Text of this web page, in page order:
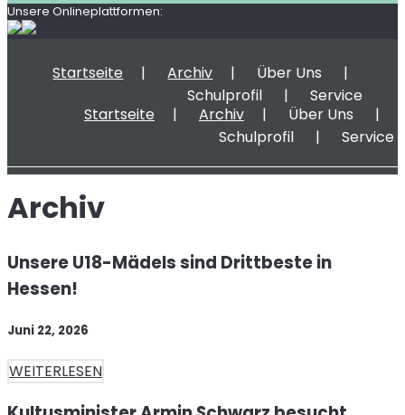
Unsere Onlineplattformen:
Startseite Archiv
Über Uns
Schulprofil
Service
Startseite
Archiv
Über Uns
Schulprofil
Service
Archiv
Unsere U18-Mädels sind Drittbeste in
Hessen!
Juni 22, 2026
WEITERLESEN